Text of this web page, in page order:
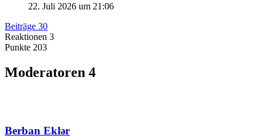
22. Juli 2026 um 21:06
Beiträge 30
Reaktionen 3
Punkte 203
Moderatoren 4
Berban Eklər